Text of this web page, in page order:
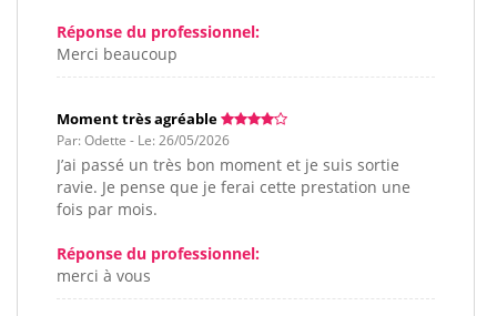
Réponse du professionnel:
Merci beaucoup
Moment très agréable
Par: Odette - Le: 26/05/2026
J’ai passé un très bon moment et je suis sortie
ravie. Je pense que je ferai cette prestation une
fois par mois.
Réponse du professionnel:
merci à vous